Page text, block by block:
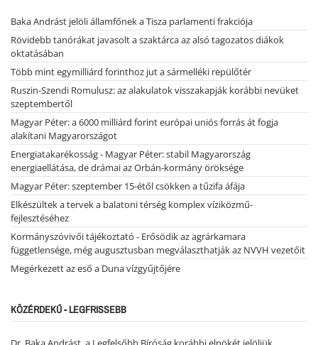
Baka Andrást jelöli államfőnek a Tisza parlamenti frakciója
Rövidebb tanórákat javasolt a szaktárca az alsó tagozatos diákok
oktatásában
Több mint egymilliárd forinthoz jut a sármelléki repülőtér
Ruszin-Szendi Romulusz: az alakulatok visszakapják korábbi nevüket
szeptembertől
Magyar Péter: a 6000 milliárd forint európai uniós forrás át fogja
alakítani Magyarországot
Energiatakarékosság - Magyar Péter: stabil Magyarország
energiaellátása, de drámai az Orbán-kormány öröksége
Magyar Péter: szeptember 15-étől csökken a tűzifa áfája
Elkészültek a tervek a balatoni térség komplex víziközmű-
fejlesztéséhez
Kormányszóvivői tájékoztató - Erősödik az agrárkamara
függetlensége, még augusztusban megválaszthatják az NVVH vezetőit
Megérkezett az eső a Duna vízgyűjtőjére
KÖZÉRDEKŰ - LEGFRISSEBB